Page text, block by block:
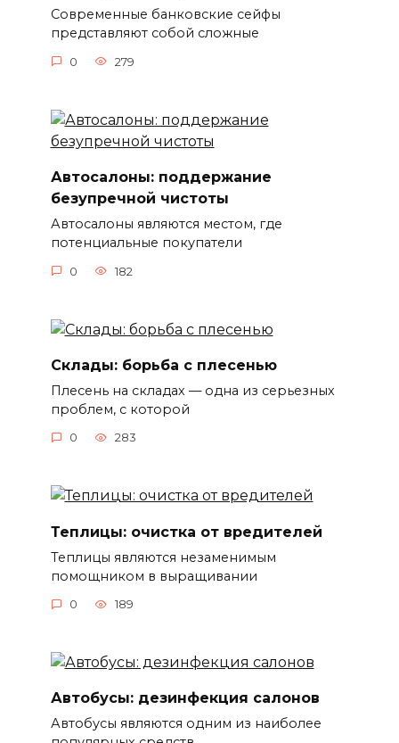
Современные банковские сейфы
представляют собой сложные
0 279
Автосалоны: поддержание
безупречной чистоты
Автосалоны являются местом, где
потенциальные покупатели
0 182
Склады: борьба с плесенью
Плесень на складах — одна из серьезных
проблем, с которой
0 283
Теплицы: очистка от вредителей
Теплицы являются незаменимым
помощником в выращивании
0 189
Автобусы: дезинфекция салонов
Автобусы являются одним из наиболее